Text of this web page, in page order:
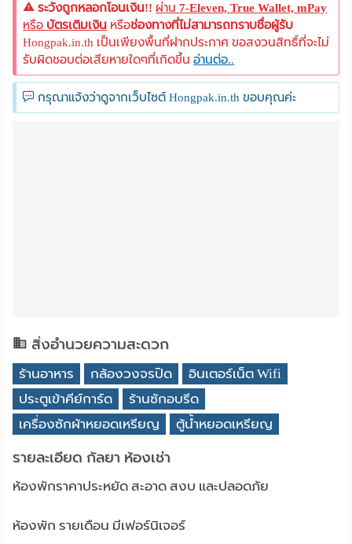
ระวังถูกหลอกโอนเงิน!! ผ่าน7-Eleven, True Wallet, mPay
หรือ บัตรเติมเงิน หรือช่องทางที่ไม่สามารถทราบชื่อผู้รับ
Hongpak.in.th เป็นเพียงพื้นที่ฝากประกาศ ขอสงวนสิทธิ์ที่จะไม่
รับผิดชอบต่อเสียหายใดๆที่เกิดขึ้นอ่านต่อ..
กรุณาแจ้งว่าดูจากเว็บไซต์ Hongpak.in.th ขอบคุณค่ะ
สิ่งอำนวยความสะดวก
ร้านอาหาร กล้องวงจรปิด
อินเตอร์เน็ต Wifi
ประตูเข้าคีย์การ์ด
ร้านซักอบรีด
เครื่องซักผ้าหยอดเหรียญ
ตู้น้ำหยอดเหรียญ
รายละเอียด กัลยา ห้องเช่า
ห้องพักราคาประหยัด สะอาด สงบ และปลอดภัย
ห้องพัก รายเดือน มีเฟอร์นิเจอร์